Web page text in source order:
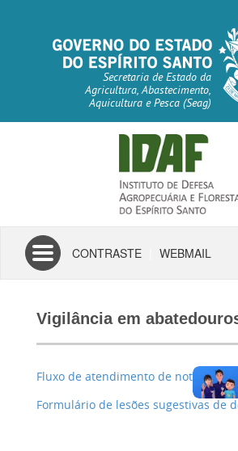
Secretaria de Estado da
Agricultura, Abastecimento,
Aquicultura e Pesca (Seag)
Toggle
navigation
CONTRASTE WEBMAIL
Vigilância em
Fluxo de atendimento de notificações
Formulário de lesões sugestivas de